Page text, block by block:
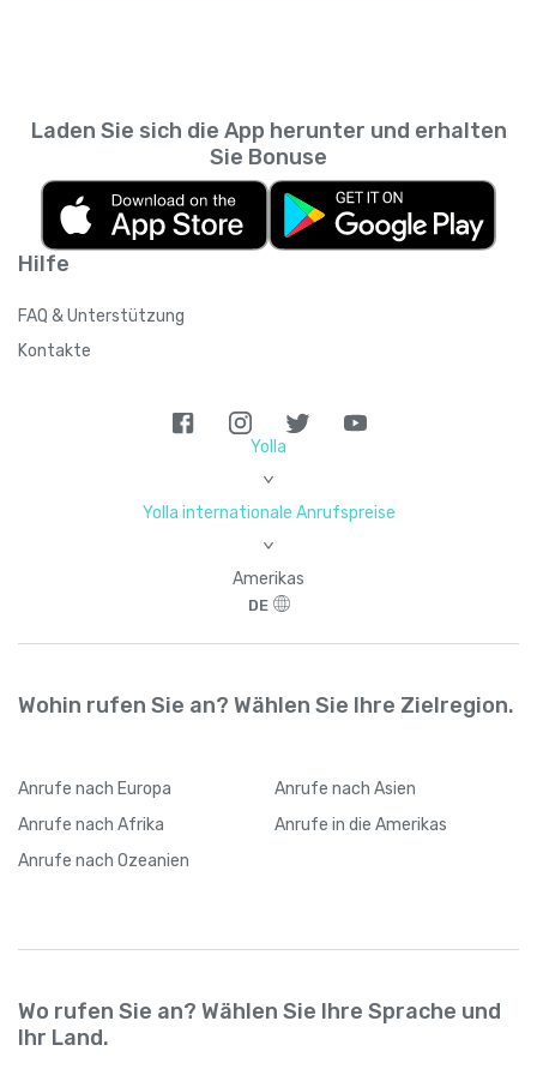
Hilfe
FAQ & Unterstützung
Kontakte
Laden Sie sich die App herunter und erhalten
Sie Bonuse
Yolla
>
Yolla internationale Anrufspreise
>
Amerikas
DE
Wohin rufen Sie an? Wählen Sie Ihre Zielregion.
Anrufe nach Europa Anrufe nach Asien
Anrufe nach Afrika Anrufe in die Amerikas
Anrufe nach Ozeanien
Wo rufen Sie an? Wählen Sie Ihre Sprache und
Ihr Land.